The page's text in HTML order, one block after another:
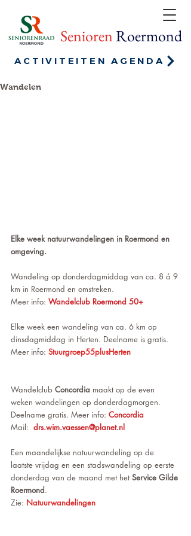
SeniorenRoermond
ACTIVITEITEN AGENDA
Wandelen
Elke week natuurwandelingen in Roermond en
omgeving.
Wandeling op donderdagmiddag van ca. 8 á 9
km in Roermond en omstreken.
Meer info: Wandelclub Roermond 50+
Elke week een wandeling van ca. 6 km op
dinsdagmiddag in Herten. Deelname is gratis.
Meer info: Stuurgroep55plusHerten
Wandelclub Concordia maakt op de even
weken wandelingen op donderdagmorgen.
Deelname gratis. Meer info: Concordia
Mail: drs.wim.vaessen@planet.nl
Een maandelijkse natuurwandeling op de
laatste vrijdag en een stadswandeling op eerste
donderdag van de maand met het Service Gilde
Roermond.
Zie: Natuurwandelingen